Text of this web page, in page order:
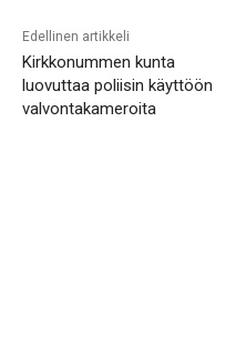
Edellinen artikkeli
Kirkkonummen kunta
luovuttaa poliisin käyttöön
valvontakameroita